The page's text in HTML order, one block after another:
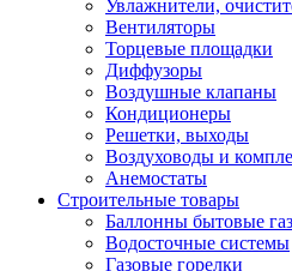
Увлажнители,
Вентиляторы
Торцевые площадки
Диффузоры
Воздушные клапаны
Кондиционеры
Решетки, выходы
Воздуховоды и
Анемостаты
Строительные товары
Баллонны бытовые
Водосточные системы
Газовые горелки